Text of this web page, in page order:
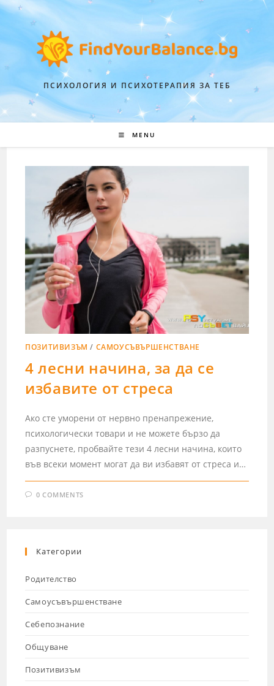
ПСИХОЛОГИЯ И ПСИХОТЕРАПИЯ ЗА ТЕБ
MENU
ПОЗИТИВИЗЪМ / САМОУСЪВЪРШЕНСТВАНЕ
4 лесни начина, за да се
избавите от стреса
Ако сте уморени от нервно пренапрежение,
психологически товари и не можете бързо да
разпуснете, пробвайте тези 4 лесни начина, които
във всеки момент могат да ви избавят от стреса и…
0 COMMENTS
Категории
Родителство
Самоусъвършенстване
Себепознание
Общуване
Позитивизъм